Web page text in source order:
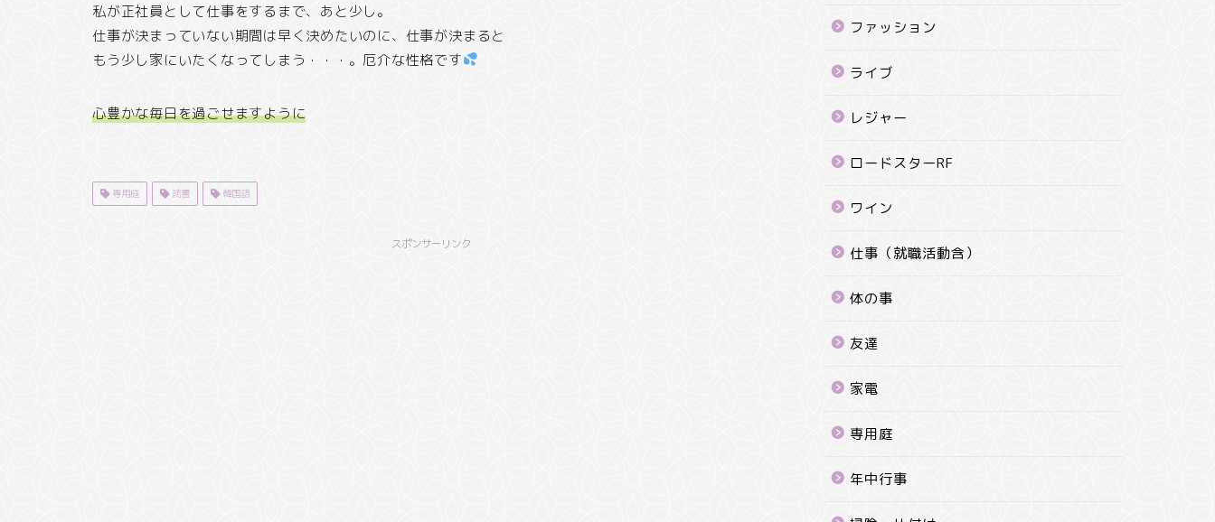
私が正社員として仕事をするまで、あと少し。
仕事が決まっていない期間は早く決めたいのに、仕事が決まると
もう少し家にいたくなってしまう・・・。厄介な性格です
心豊かな毎日を過ごせますように
専用庭 読書 韓国語
スポンサーリンク
ファッション
ライブ
レジャー
ロードスターRF
ワイン
仕事（就職活動含）
体の事
友達
家電
専用庭
年中行事